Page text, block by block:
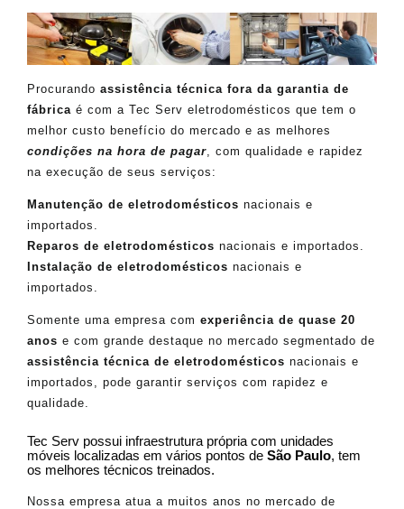
Procurando assistência técnica fora da garantia de
fábrica é com a Tec Serv eletrodomésticos que tem o
melhor custo benefício do mercado e as melhores
condições na hora de pagar, com qualidade e rapidez
na execução de seus serviços:
Manutenção de eletrodomésticos nacionais e
importados.
Reparos de eletrodomésticos nacionais e importados.
Instalação de eletrodomésticos nacionais e
importados.
Somente uma empresa com experiência de quase 20
anos e com grande destaque no mercado segmentado de
assistência técnica de eletrodomésticos nacionais e
importados, pode garantir serviços com rapidez e
qualidade.
Tec Serv possui infraestrutura própria com unidades
móveis localizadas em vários pontos de São Paulo, tem
os melhores técnicos treinados.
Nossa empresa atua a muitos anos no mercado de